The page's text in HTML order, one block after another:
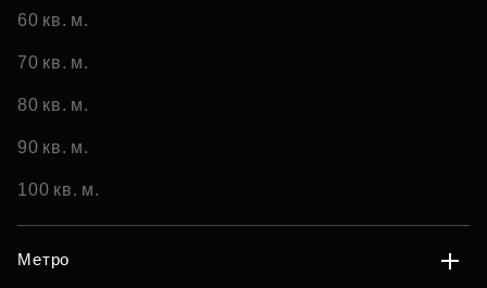
60 кв. м.
70 кв. м.
80 кв. м.
90 кв. м.
100 кв. м.
Метро